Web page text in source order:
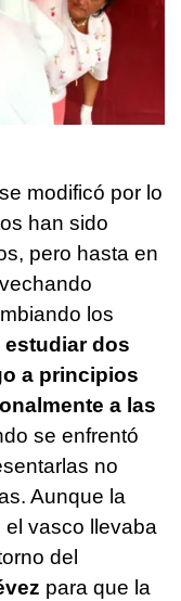
modificó por lo
han sido
pero hasta en
los
estudiar dos
a principios
a las
se enfrentó
no
Aunque la
vasco llevaba
del
para que la